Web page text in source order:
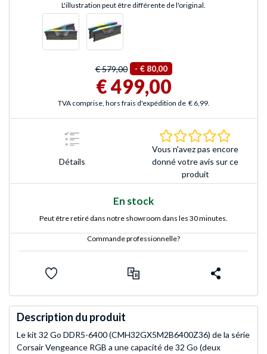
L'illustration peut être différente de l'original.
€ 579,00 - € 80,00
€ 499,00
TVA comprise, hors frais d'expédition de € 6,99.
Détails
Vous n'avez pas encore
donné votre avis sur ce
produit
En stock
Peut être retiré dans notre showroom dans les 30 minutes.
Commande professionnelle?
Description du produit
Le kit 32 Go DDR5-6400 (CMH32GX5M2B6400Z36) de la série
Corsair Vengeance RGB a une capacité de 32 Go (deux